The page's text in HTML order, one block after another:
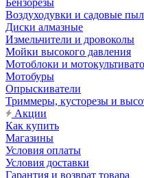
Бензорезы
Воздуходувки и садовые
Диски алмазные
Измельчители и дровоколы
Мойки высокого давления
Мотоблоки и
Мотобуры
Опрыскиватели
Триммеры, кусторезы и
Акции
Как купить
Магазины
Условия оплаты
Условия доставки
Гарантия и возврат товара